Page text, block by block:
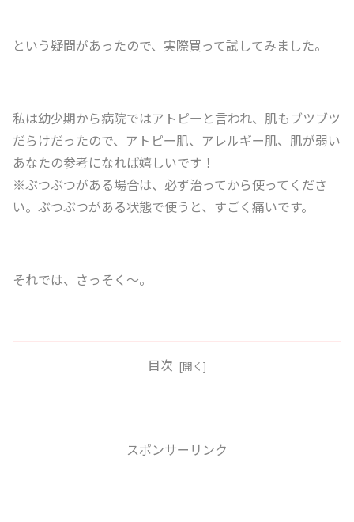
という疑問があったので、実際買って試してみました。
私は幼少期から病院ではアトピーと言われ、肌もブツブツ
だらけだったので、アトピー肌、アレルギー肌、肌が弱い
あなたの参考になれば嬉しいです！
※ぶつぶつがある場合は、必ず治ってから使ってくださ
い。ぶつぶつがある状態で使うと、すごく痛いです。
それでは、さっそく〜。
目次
スポンサーリンク